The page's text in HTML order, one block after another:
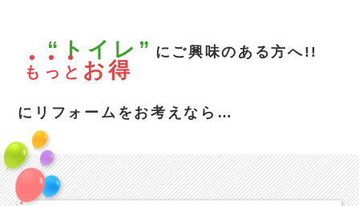
“トイレ” にご興味のある方へ!!
も っ と お得
にリフォームをお考えなら…